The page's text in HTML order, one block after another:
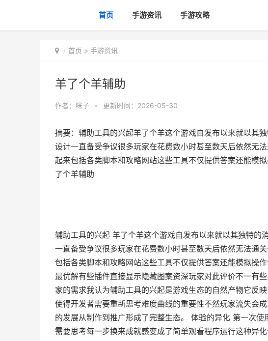
首页 手游资讯 手游攻略
首页 > 手游资讯
羊了个羊辅助
作者： 咪子 • 更新时间：2026-05-30
摘要：辅助工具的兴起羊了个羊这个游戏自发布以来就以其
设计一直备受争议很多玩家在花费数小时甚至数天后依然无
起来包括各类脚本和攻略网站这些工具不仅提供答案还能模
了个羊辅助
辅助工具的兴起 羊了个羊这个游戏自发布以来就以其独特的
一直备受争议很多玩家在花费数小时甚至数天后依然无法通
包括各类脚本和攻略网站这些工具不仅提供答案还能模拟操
最优解有些插件直接显示隐藏图案资深玩家对此评价不一有
家的需求我认为辅助工具的兴起是游戏生态的自然产物它反
使得开发者需要重新思考难度曲线的重要性不然玩家流失会
的发展从制作到推广形成了完整生态。 体验的异化 第一次
需要思考每一步换来成就感变成了简单观看程序运行这种异